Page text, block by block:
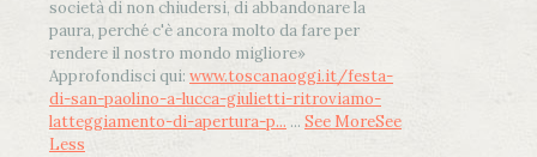
società di non chiudersi, di abbandonare la
paura, perché c'è ancora molto da fare per
rendere il nostro mondo migliore»
Approfondisci qui: www.toscanaoggi.it/festa-
di-san-paolino-a-lucca-giulietti-ritroviamo-
latteggiamento-di-apertura-p... ... See MoreSee
Less